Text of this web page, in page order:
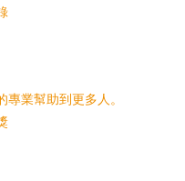
業幫助到更多人。